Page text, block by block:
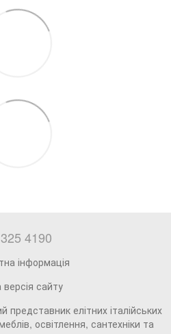
4190
інформація
сайту
представник елітних італійських
освітлення, сантехніки та